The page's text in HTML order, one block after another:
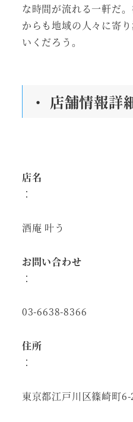
な時間が流れる一軒だ
からも地域の人々に寄
いくだろう。
・ 店舗情報詳
店名
：
酒庵 叶う
お問い合わせ
：
03-6638-8366
住所
：
東京都江戸川区篠崎町